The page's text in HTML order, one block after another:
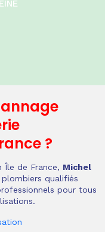
?
Île de France, Michel
qualifiés
pour tous